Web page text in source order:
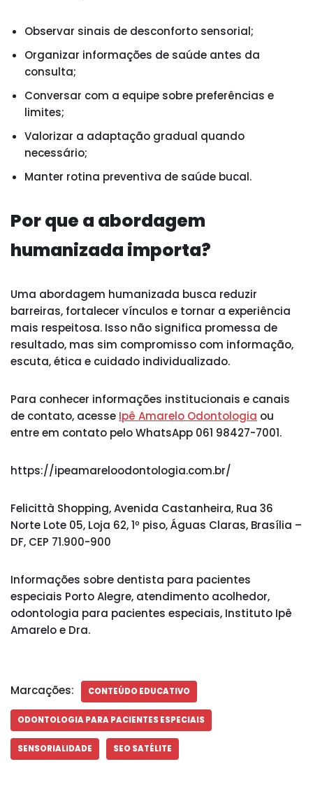
Observar sinais de desconforto sensorial;
Organizar informações de saúde antes da
consulta;
Conversar com a equipe sobre preferências e
limites;
Valorizar a adaptação gradual quando
necessário;
Manter rotina preventiva de saúde bucal.
Por que a abordagem
humanizada importa?
Uma abordagem humanizada busca reduzir
barreiras, fortalecer vínculos e tornar a experiência
mais respeitosa. Isso não significa promessa de
resultado, mas sim compromisso com informação,
escuta, ética e cuidado individualizado.
Para conhecer informações institucionais e canais
de contato, acesse Ipê Amarelo Odontologia ou
entre em contato pelo WhatsApp 061 98427-7001.
https://ipeamareloodontologia.com.br/
Felicittà Shopping, Avenida Castanheira, Rua 36
Norte Lote 05, Loja 62, 1º piso, Águas Claras, Brasília –
DF, CEP 71.900-900
Informações sobre dentista para pacientes
especiais Porto Alegre, atendimento acolhedor,
odontologia para pacientes especiais, Instituto Ipê
Amarelo e Dra.
Marcações: CONTEÚDO EDUCATIVO
ODONTOLOGIA PARA PACIENTES ESPECIAIS
SENSORIALIDADE SEO SATÉLITE